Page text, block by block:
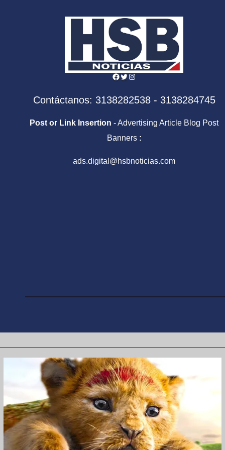
Facebook
Twitter
Instagram
Contáctanos: 3138282538 - 3138284745
Post or Link Insertion - Advertising Article Blog Post
Banners :
ads.digital@hsbnoticias.com